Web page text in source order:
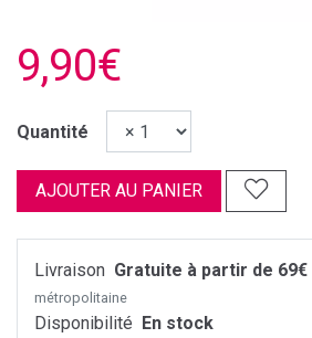
9,90€
Quantité
AJOUTER AU PANIER
Livraison Gratuite à partir de 69€
métropolitaine
Disponibilité En stock